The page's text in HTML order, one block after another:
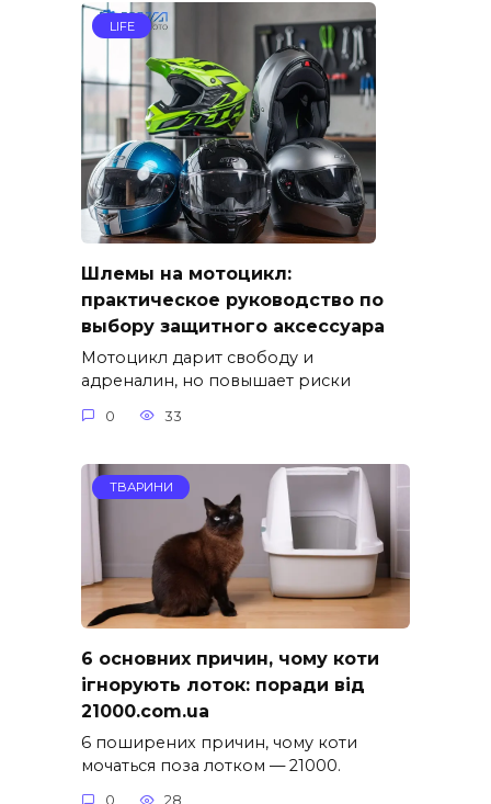
LIFE
Шлемы на мотоцикл:
практическое руководство по
выбору защитного аксессуара
Мотоцикл дарит свободу и
адреналин, но повышает риски
0 33
ТВАРИНИ
6 основних причин, чому коти
ігнорують лоток: поради від
21000.com.ua
6 поширених причин, чому коти
мочаться поза лотком — 21000.
0 28